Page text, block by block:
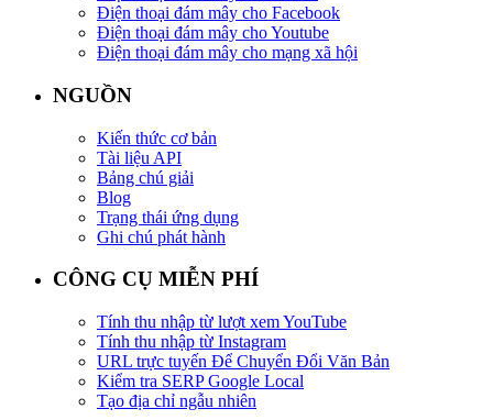
Điện thoại đám mây cho Facebook
Điện thoại đám mây cho Youtube
Điện thoại đám mây cho mạng xã hội
NGUỒN
Kiến thức cơ bản
Tài liệu API
Bảng chú giải
Blog
Trạng thái ứng dụng
Ghi chú phát hành
CÔNG CỤ MIỄN PHÍ
Tính thu nhập từ lượt xem YouTube
Tính thu nhập từ Instagram
URL trực tuyến Để Chuyển Đổi Văn Bản
Kiểm tra SERP Google Local
Tạo địa chỉ ngẫu nhiên